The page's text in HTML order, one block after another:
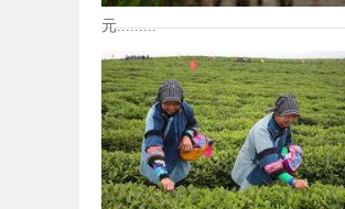
元.........